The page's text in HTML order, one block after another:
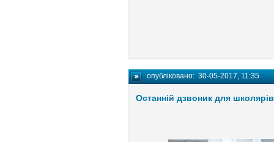
опубліковано:30-05-2017, 11:35
Останній дзвоник для